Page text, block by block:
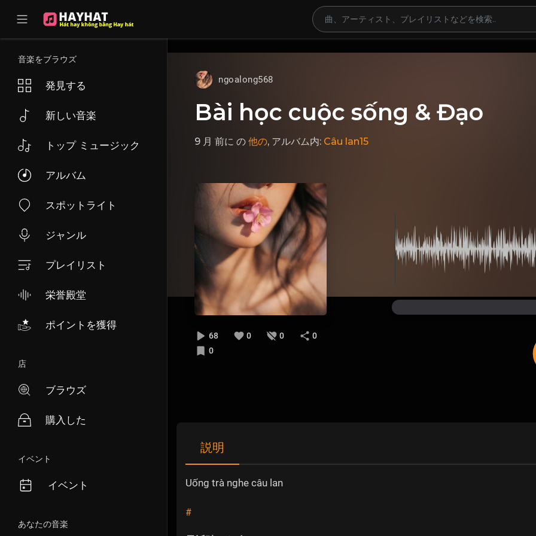
音楽をブラウズ
発見する
新しい音楽
トップ ミュージック
アルバム
スポットライト
ジャンル
プレイリスト
栄誉殿堂
ポイントを獲得
店
ブラウズ
購入した
イベント
イベント
あなたの音楽
ngoalong568
Bài học cuộc sống & Đạo
9 月 前に の 他の, アルバム内: Câu lan15
68 0 0
0
0
説明
Uống trà nghe câu lan
#